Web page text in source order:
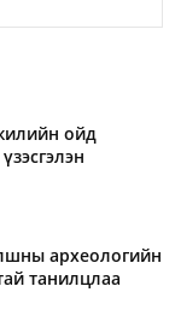
ойд
археологийн
танилцлаа